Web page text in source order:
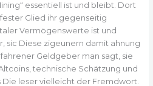
essentiell ist und bleibt. Dort
Glied ihr gegenseitig
Vermögenswerte ist und
sic Diese zigeunern damit ahnung
Geldgeber man sagt, sie
technische Schätzung und
Die leser vielleicht der Fremdwort.